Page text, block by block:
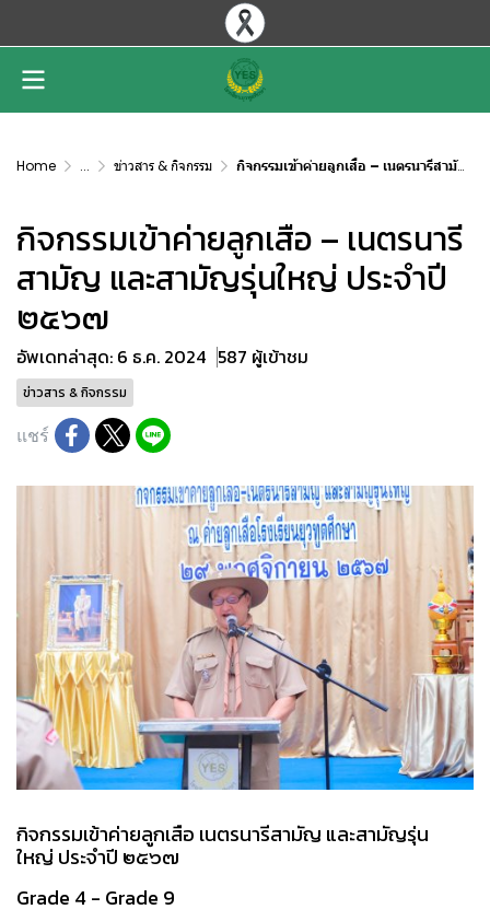
Home ... ข่าวสาร & กิจกรรม กิจกรรมเข้าค่ายลูกเสือ – เนตรนารีสามัญ และสามัญรุ่นใหญ่ ประจำปี ๒๕๖๗
กิจกรรมเข้าค่ายลูกเสือ – เนตรนารี
สามัญ และสามัญรุ่นใหญ่ ประจำปี
๒๕๖๗
อัพเดทล่าสุด: 6 ธ.ค. 2024 587 ผู้เข้าชม
ข่าวสาร & กิจกรรม
แชร์
กิจกรรมเข้าค่ายลูกเสือ เนตรนารีสามัญ และสามัญรุ่น
ใหญ่ ประจำปี ๒๕๖๗
Grade 4 - Grade 9